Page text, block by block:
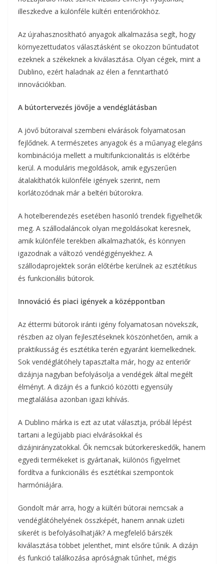
illeszkedve a különféle kültéri enteriőrökhöz.
Az újrahasznosítható anyagok alkalmazása segít, hogy
környezettudatos választásként se okozzon bűntudatot
ezeknek a székeknek a kiválasztása. Olyan cégek, mint a
Dublino, ezért haladnak az élen a fenntartható
innovációkban.
A bútortervezés jövője a vendéglátásban
A jövő bútoraival szembeni elvárások folyamatosan
fejlődnek. A természetes anyagok és a műanyag elegáns
kombinációja mellett a multifunkcionalitás is előtérbe
kerül. A moduláris megoldások, amik egyszerűen
átalakíthatók különféle igények szerint, nem
korlátozódnak már a beltéri bútorokra.
A hotelberendezés esetében hasonló trendek figyelhetők
meg. A szállodaláncok olyan megoldásokat keresnek,
amik különféle terekben alkalmazhatók, és könnyen
igazodnak a változó vendégigényekhez. A
szállodaprojektek során előtérbe kerülnek az esztétikus
és funkcionális bútorok.
Innováció és piaci igények a középpontban
Az éttermi bútorok iránti igény folyamatosan növekszik,
részben az olyan fejlesztéseknek köszönhetően, amik a
praktikusság és esztétika terén egyaránt kiemelkednek.
Sok vendéglátóhely tapasztalta már, hogy az enteriőr
dizájnja nagyban befolyásolja a vendégek által megélt
élményt. A dizájn és a funkció közötti egyensúly
megtalálása azonban igazi kihívás.
A Dublino márka is ezt az utat választja, próbál lépést
tartani a legújabb piaci elvárásokkal és
dizájnirányzatokkal. Ők nemcsak bútorkereskedők, hanem
egyedi termékeket is gyártanak, különös figyelmet
fordítva a funkcionális és esztétikai szempontok
harmóniájára.
Gondolt már arra, hogy a kültéri bútorai nemcsak a
vendéglátóhelyének összképét, hanem annak üzleti
sikerét is befolyásolhatják? A megfelelő bárszék
kiválasztása többet jelenthet, mint elsőre tűnik. A dizájn
és funkció találkozása apróságnak tűnhet, mégis